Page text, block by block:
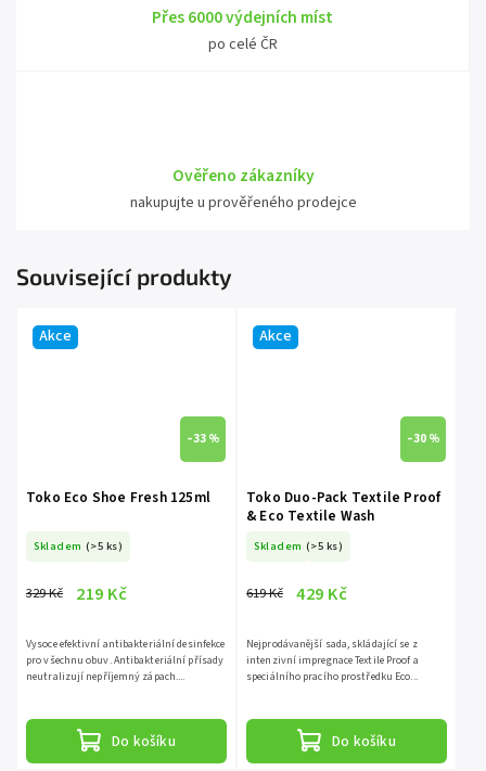
Přes 6000 výdejních míst
po celé ČR
Ověřeno zákazníky
nakupujte u prověřeného prodejce
Související produkty
Akce
–33 %
Toko Eco Shoe Fresh 125ml
Skladem (>5 ks)
329 Kč 219 Kč
Do košíku
Vysoce efektivní antibakteriální desinfekce
pro všechnu obuv. Antibakteriální přísady
neutralizují nepříjemný zápach....
Akce
–30 %
Toko Duo-Pack Textile Proof
& Eco Textile Wash
Skladem (>5 ks)
619 Kč 429 Kč
Do košíku
Nejprodávanější sada, skládající se z
intenzivní impregnace Textile Proof a
speciálního pracího prostředku Eco...